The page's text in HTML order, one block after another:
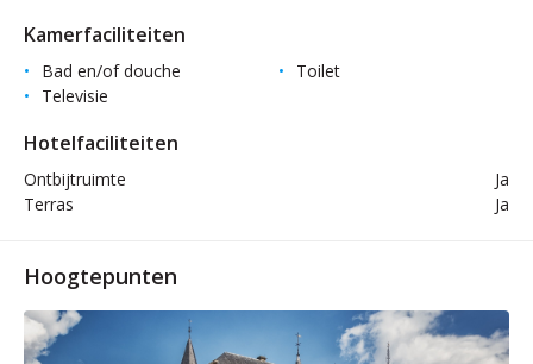
Kamerfaciliteiten
Bad en/of douche
Toilet
Televisie
Hotelfaciliteiten
Ontbijtruimte
Ja
Terras
Ja
Hoogtepunten